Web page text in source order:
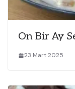
On Bir Ay
23 Mart 2025